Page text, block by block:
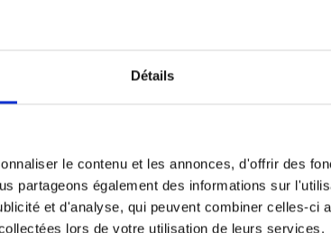
Détails
le contenu et les annonces, d'offrir des
partageons également des informations sur
et d'analyse, qui peuvent combiner celles-ci
lors de votre utilisation de leurs services.